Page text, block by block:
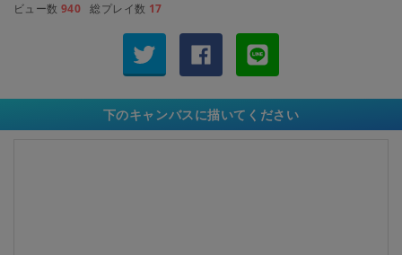
ビュー数 940 総プレイ数 17
下のキャンバスに描いてください